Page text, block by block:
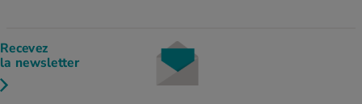
Recevez
la newsletter